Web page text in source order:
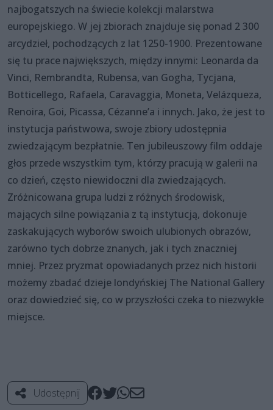
najbogatszych na świecie kolekcji malarstwa
europejskiego. W jej zbiorach znajduje się ponad 2 300
arcydzieł, pochodzących z lat 1250-1900. Prezentowane
się tu prace największych, między innymi: Leonarda da
Vinci, Rembrandta, Rubensa, van Gogha, Tycjana,
Botticellego, Rafaela, Caravaggia, Moneta, Velázqueza,
Renoira, Goi, Picassa, Cézanne’a i innych. Jako, że jest to
instytucja państwowa, swoje zbiory udostępnia
zwiedzającym bezpłatnie. Ten jubileuszowy film oddaje
głos przede wszystkim tym, którzy pracują w galerii na
co dzień, często niewidoczni dla zwiedzających.
Zróżnicowana grupa ludzi z różnych środowisk,
mających silne powiązania z tą instytucją, dokonuje
zaskakujących wyborów swoich ulubionych obrazów,
zarówno tych dobrze znanych, jak i tych znaczniej
mniej. Przez pryzmat opowiadanych przez nich historii
możemy zbadać dzieje londyńskiej The National Gallery
oraz dowiedzieć się, co w przyszłości czeka to niezwykłe
miejsce.
Udostępnij